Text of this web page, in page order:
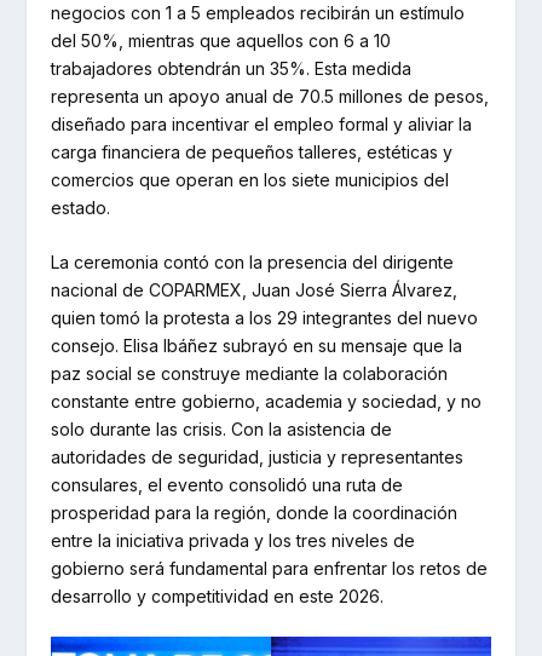
negocios con 1 a 5 empleados recibirán un estímulo
del 50%, mientras que aquellos con 6 a 10
trabajadores obtendrán un 35%. Esta medida
representa un apoyo anual de 70.5 millones de pesos,
diseñado para incentivar el empleo formal y aliviar la
carga financiera de pequeños talleres, estéticas y
comercios que operan en los siete municipios del
estado.
La ceremonia contó con la presencia del dirigente
nacional de COPARMEX, Juan José Sierra Álvarez,
quien tomó la protesta a los 29 integrantes del nuevo
consejo. Elisa Ibáñez subrayó en su mensaje que la
paz social se construye mediante la colaboración
constante entre gobierno, academia y sociedad, y no
solo durante las crisis. Con la asistencia de
autoridades de seguridad, justicia y representantes
consulares, el evento consolidó una ruta de
prosperidad para la región, donde la coordinación
entre la iniciativa privada y los tres niveles de
gobierno será fundamental para enfrentar los retos de
desarrollo y competitividad en este 2026.